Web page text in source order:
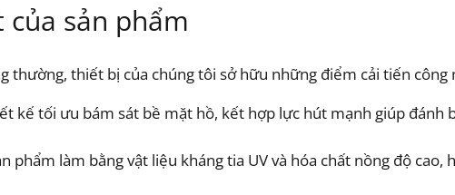
sản phẩm
thường, thiết bị của chúng tôi sở hữu những điểm cải tiến
kế tối ưu bám sát bề mặt hồ, kết hợp lực hút mạnh giúp
phẩm làm bằng vật liệu kháng tia UV và hóa chất nồng độ